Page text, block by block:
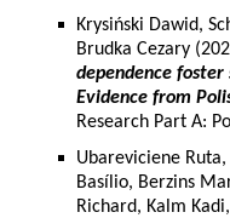
Krysiński Dawid,
Brudka Cezary
dependence
Evidence from
Research Part A:
Ubareviciene
Basílio, Berzins
Richard, Kalm